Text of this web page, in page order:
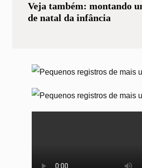
Veja também: montando
de natal da infância